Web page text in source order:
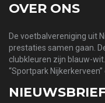
OVER ONS
De voetbalvereniging uit
prestaties samen gaan.
clubkleuren zijn blauw-
“Sportpark Nijkerkerveen”